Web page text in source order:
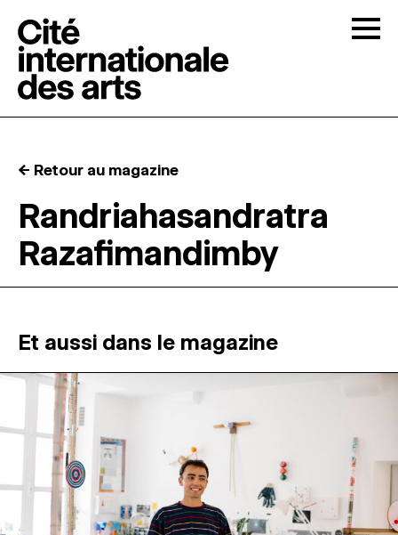
RÉSIDENCES ↓
MAGAZINE
ESPACES DE PRATIQUE ARTISTIQUE
Recherche
← Retour au magazine
Randriahasandratra
Razafimandimby
Et aussi dans le magazine